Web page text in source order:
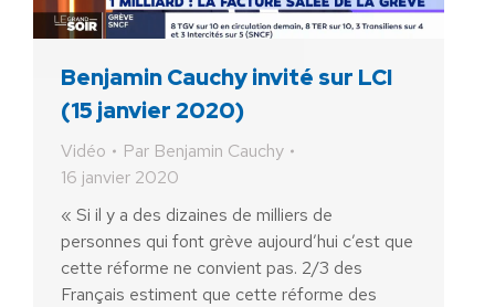
Benjamin Cauchy invité sur LCI
(15 janvier 2020)
Vidéo Par Benjamin Cauchy
16 janvier 2020
« Si il y a des dizaines de milliers de
personnes qui font grève aujourd’hui c’est que
cette réforme ne convient pas. 2/3 des
Français estiment que cette réforme des